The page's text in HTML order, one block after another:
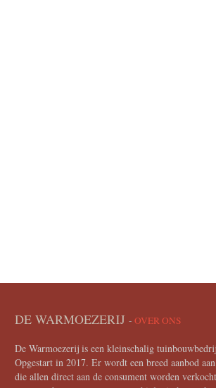
DE WARMOEZERIJ - OVER ONS
De Warmoezerij is een kleinschalig
Opgestart in 2017. Er wordt een breed aanbod
die allen direct aan de consument worden